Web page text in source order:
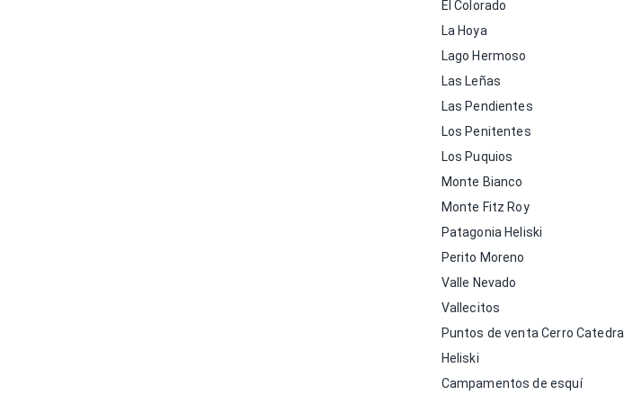
El Colorado
La Hoya
Lago Hermoso
Las Leñas
Las Pendientes
Los Penitentes
Los Puquios
Monte Bianco
Monte Fitz Roy
Patagonia Heliski
Perito Moreno
Valle Nevado
Vallecitos
Puntos de venta Cerro Catedral
Heliski
Campamentos de esquí